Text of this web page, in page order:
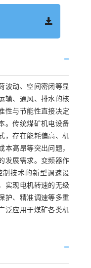
波动、空间密闭等显
输、通风、排水的核
性与节能性直接决定
。传统煤矿机电设备
，存在能耗偏高、机
本高昂等突出问题，
发展需求。变频器作
制技术的新型调速设
实现电机转速的无级
护、精准调速等多重
泛应用于煤矿各类机